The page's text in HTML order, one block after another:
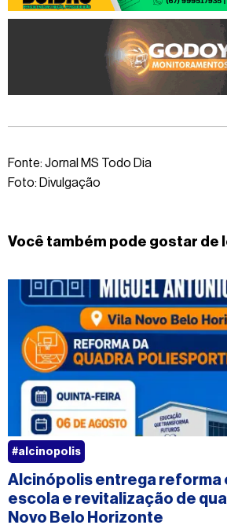
Fonte: Jornal MS Todo Dia
Foto: Divulgação
Você também pode gostar de
Alcinópolis entrega reforma
escola e revitalização de
Novo Belo Horizonte
#alcinopolis